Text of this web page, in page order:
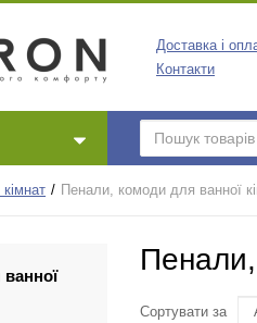
Доставка і
Контакти
Пенали, комоди для ванної
Сортувати за